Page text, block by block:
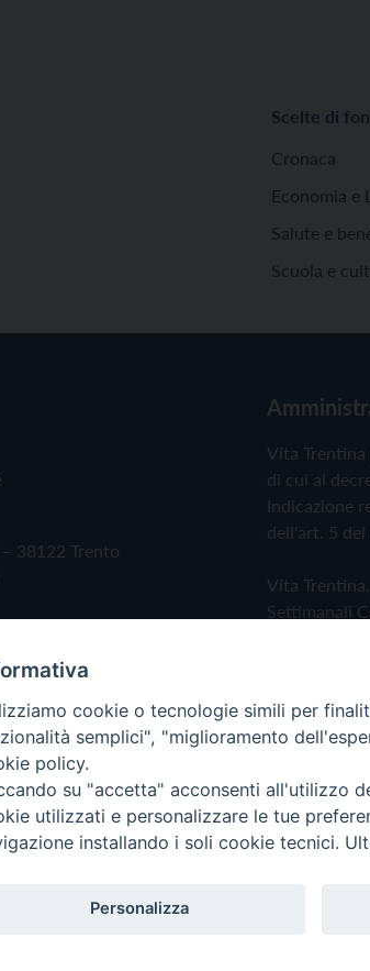
Scelte di
Cronaca
Economia e
Salute e
Scuola e
38122 Trento
Vita
di cui al
Indicazione
dell'art. 5 del
Vita
Settimanali
Privacy
i diritti riservati - Vita Trentina
cookie o tecnologie simili per
semplici", "miglioramento
policy.
su "accetta" acconsenti all'utilizzo
utilizzati e personalizzare le tue
installando i soli cookie tecnici.
Personalizza